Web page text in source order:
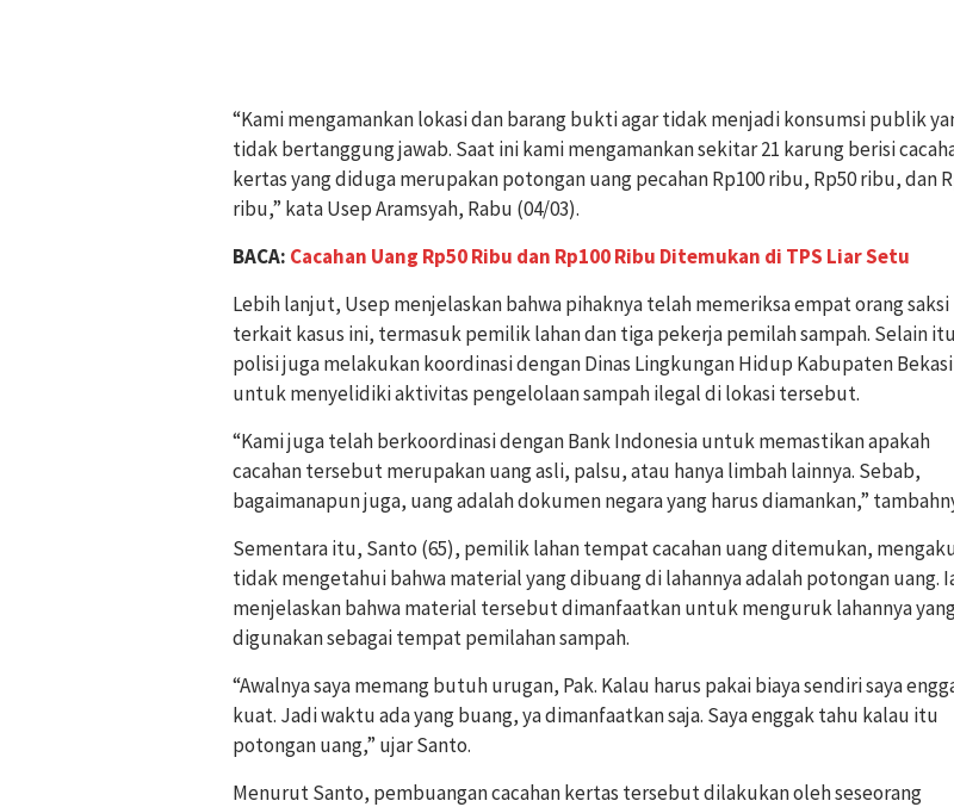
“Kami mengamankan lokasi dan barang bukti agar tidak menjadi konsumsi publik
tidak bertanggung jawab. Saat ini kami mengamankan sekitar 21 karung berisi
kertas yang diduga merupakan potongan uang pecahan Rp100 ribu, Rp50 ribu, dan
ribu,” kata Usep Aramsyah, Rabu (04/03).
BACA: Cacahan Uang Rp50 Ribu dan Rp100 Ribu Ditemukan di TPS Liar Setu
Lebih lanjut, Usep menjelaskan bahwa pihaknya telah memeriksa empat orang saksi
terkait kasus ini, termasuk pemilik lahan dan tiga pekerja pemilah sampah. Selain
polisi juga melakukan koordinasi dengan Dinas Lingkungan Hidup Kabupaten Bekasi
untuk menyelidiki aktivitas pengelolaan sampah ilegal di lokasi tersebut.
“Kami juga telah berkoordinasi dengan Bank Indonesia untuk memastikan apakah
cacahan tersebut merupakan uang asli, palsu, atau hanya limbah lainnya. Sebab,
bagaimanapun juga, uang adalah dokumen negara yang harus diamankan,”
Sementara itu, Santo (65), pemilik lahan tempat cacahan uang ditemukan,
tidak mengetahui bahwa material yang dibuang di lahannya adalah potongan uang.
menjelaskan bahwa material tersebut dimanfaatkan untuk menguruk lahannya
digunakan sebagai tempat pemilahan sampah.
“Awalnya saya memang butuh urugan, Pak. Kalau harus pakai biaya sendiri saya
kuat. Jadi waktu ada yang buang, ya dimanfaatkan saja. Saya enggak tahu kalau itu
potongan uang,” ujar Santo.
Menurut Santo, pembuangan cacahan kertas tersebut dilakukan oleh seseorang